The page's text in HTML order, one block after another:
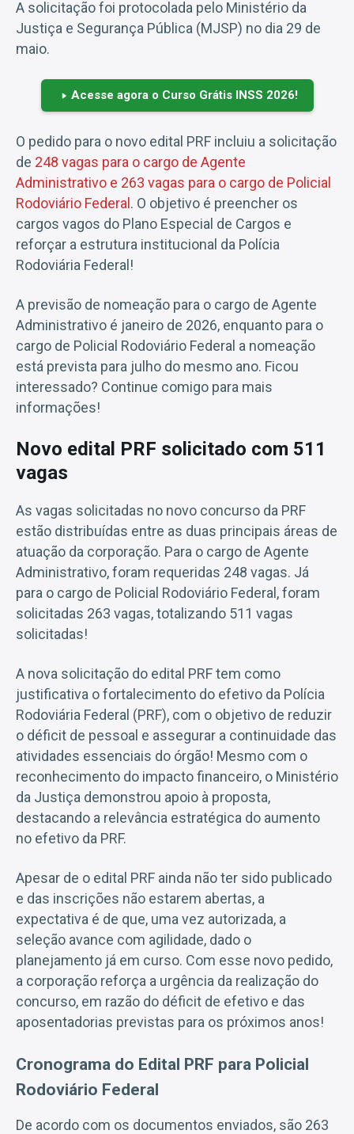
A solicitação foi protocolada pelo Ministério da
Justiça e Segurança Pública (MJSP) no dia 29 de
maio.
Acesse agora o Curso Grátis INSS 2026!
O pedido para o novo edital PRF incluiu a solicitação
de 248 vagas para o cargo de Agente
Administrativo e 263 vagas para o cargo de Policial
Rodoviário Federal . O objetivo é preencher os
cargos vagos do Plano Especial de Cargos e
reforçar a estrutura institucional da Polícia
Rodoviária Federal!
A previsão de nomeação para o cargo de Agente
Administrativo é janeiro de 2026, enquanto para o
cargo de Policial Rodoviário Federal a nomeação
está prevista para julho do mesmo ano. Ficou
interessado? Continue comigo para mais
informações!
Novo edital PRF solicitado com 511
vagas
As vagas solicitadas no novo concurso da PRF
estão distribuídas entre as duas principais áreas de
atuação da corporação. Para o cargo de Agente
Administrativo, foram requeridas 248 vagas. Já
para o cargo de Policial Rodoviário Federal, foram
solicitadas 263 vagas, totalizando 511 vagas
solicitadas!
A nova solicitação do edital PRF tem como
justificativa o fortalecimento do efetivo da Polícia
Rodoviária Federal (PRF), com o objetivo de reduzir
o déficit de pessoal e assegurar a continuidade das
atividades essenciais do órgão! Mesmo com o
reconhecimento do impacto financeiro, o Ministério
da Justiça demonstrou apoio à proposta,
destacando a relevância estratégica do aumento
no efetivo da PRF.
Apesar de o edital PRF ainda não ter sido publicado
e das inscrições não estarem abertas, a
expectativa é de que, uma vez autorizada, a
seleção avance com agilidade, dado o
planejamento já em curso. Com esse novo pedido,
a corporação reforça a urgência da realização do
concurso, em razão do déficit de efetivo e das
aposentadorias previstas para os próximos anos!
Cronograma do Edital PRF para Policial
Rodoviário Federal
De acordo com os documentos enviados, são 263